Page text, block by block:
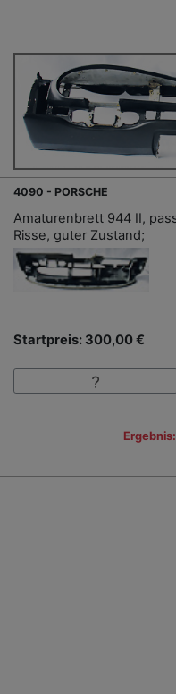
4090 - PORSCHE
Amaturenbrett 944 II,
Risse, guter Zustand;
Startpreis: 300,00 €